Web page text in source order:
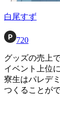
白尾すず
720
グッズの売上
イベント上位
寮生はパレデ
つくることが